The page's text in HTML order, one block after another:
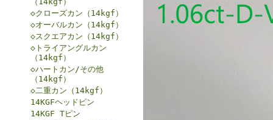
◇クローズカン（14kgf）
◇オーバルカン（14kgf）
◇スクエアカン（14kgf）
◇トライアングルカン
（14kgf）
◇ハートカン/その他
（14kgf）
◇二重カン（14kgf）
14KGFヘッドピン
14KGF Tピン